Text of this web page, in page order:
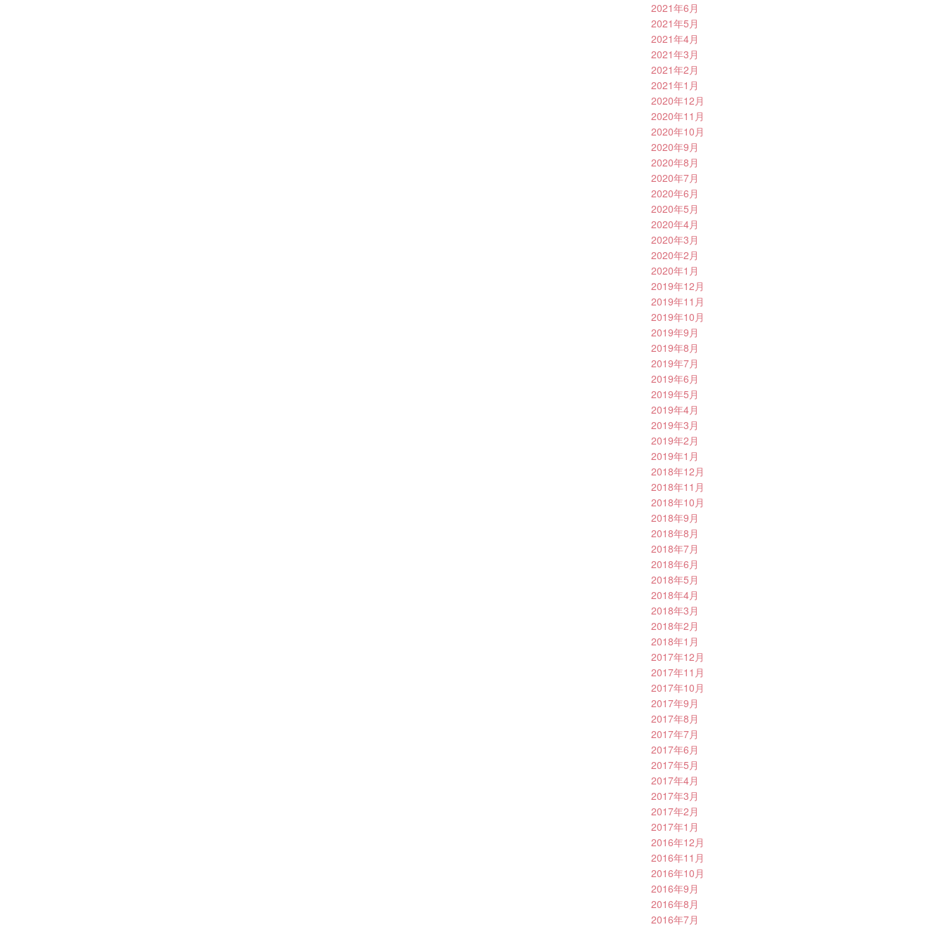
2021年6月
2021年5月
2021年4月
2021年3月
2021年2月
2021年1月
2020年12月
2020年11月
2020年10月
2020年9月
2020年8月
2020年7月
2020年6月
2020年5月
2020年4月
2020年3月
2020年2月
2020年1月
2019年12月
2019年11月
2019年10月
2019年9月
2019年8月
2019年7月
2019年6月
2019年5月
2019年4月
2019年3月
2019年2月
2019年1月
2018年12月
2018年11月
2018年10月
2018年9月
2018年8月
2018年7月
2018年6月
2018年5月
2018年4月
2018年3月
2018年2月
2018年1月
2017年12月
2017年11月
2017年10月
2017年9月
2017年8月
2017年7月
2017年6月
2017年5月
2017年4月
2017年3月
2017年2月
2017年1月
2016年12月
2016年11月
2016年10月
2016年9月
2016年8月
2016年7月